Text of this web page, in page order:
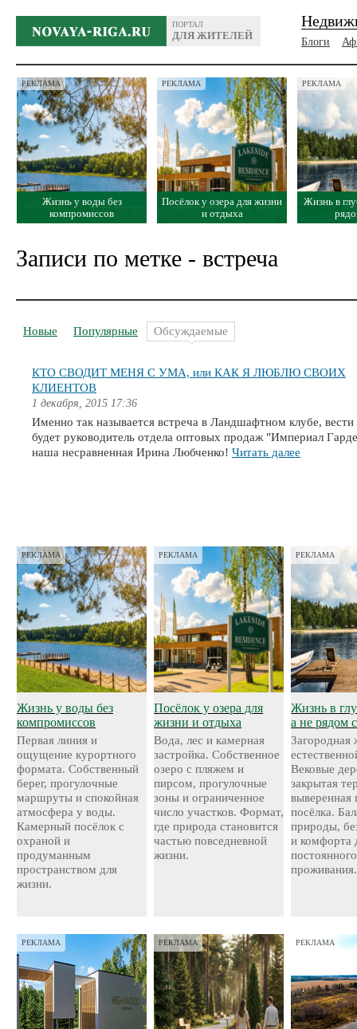
ПОРТАЛ
ДЛЯ ЖИТЕЛЕЙ
Блоги
РЕКЛАМА
Жизнь у воды без
компромиссов
РЕКЛАМА
Посёлок у озера для жизни
и отдыха
РЕКЛАМА
Жизнь в
Записи по метке - встреча
Новые Популярные Обсуждаемые
КТО СВОДИТ МЕНЯ С УМА, или КАК Я ЛЮБЛЮ СВОИХ
КЛИЕНТОВ
1 декабря, 2015 17:36
Именно так называется встреча в Ландшафтном клубе,
будет руководитель отдела оптовых продаж "Империал
наша несравненная Ирина Любченко! Читать далее
РЕКЛАМА
Жизнь у воды без
компромиссов
Первая линия и
ощущение курортного
формата. Собственный
берег, прогулочные
маршруты и спокойная
атмосфера у воды.
Камерный посёлок с
охраной и
продуманным
пространством для
жизни.
РЕКЛАМА
Посёлок у озера для
жизни и отдыха
Вода, лес и камерная
застройка. Собственное
озеро с пляжем и
пирсом, прогулочные
зоны и ограниченное
число участков. Формат,
где природа становится
частью повседневной
жизни.
РЕКЛАМА
Жизнь в
а не рядом
Загородная
Вековые
закрытая
выверенная
посёлка.
природы,
и комфорта
постоянного
проживания.
РЕКЛАМА РЕКЛАМА РЕКЛАМА